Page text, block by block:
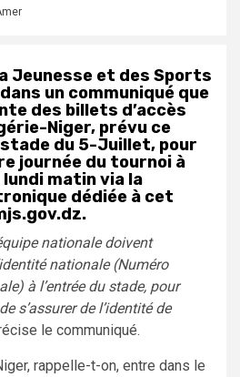
Jeunesse et des Sports
un communiqué que
des billets d’accès
Niger, prévu ce
du 5-Juillet, pour
journée du tournoi à
matin via la
dédiée à cet
nationale doivent
nationale (Numéro
à l’entrée du stade, pour
s’assurer de l’identité de
le communiqué.
rappelle-t-on, entre dans le